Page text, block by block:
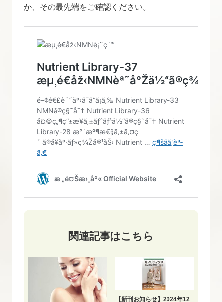
か、その最先端をご確認ください。
関連記事はこちら
【新刊お知らせ】2024年12